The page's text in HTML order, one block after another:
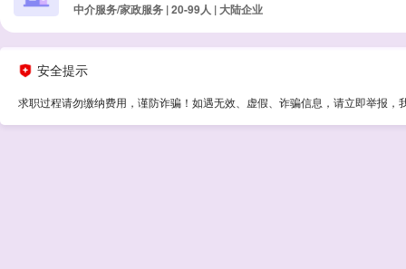
中介服务/家政服务 | 20-99人 | 大陆企业
安全提示
求职过程请勿缴纳费用，谨防诈骗！如遇无效、虚假、诈骗信息，请立即举报，